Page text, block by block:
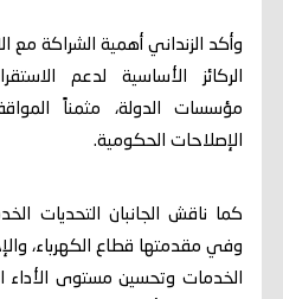
وأكد الزنداني أهمية الشراكة مع
الركائز الأساسية لدعم
مؤسسات الدولة، مثمناً
الإصلاحات الحكومية.
كما ناقش الجانبان التحديات
وفي مقدمتها قطاع الكهرباء،
الخدمات وتحسين مستوى الأداء